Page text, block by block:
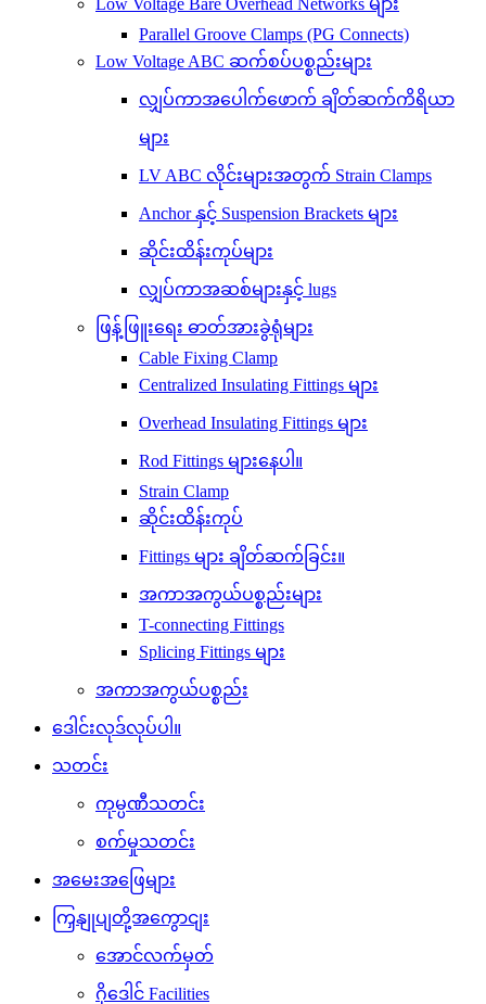
Low Voltage Bare Overhead Networks များ
Parallel Groove Clamps (PG Connects)
Low Voltage ABC ဆက်စပ်ပစ္စည်းများ
လျှပ်ကာအပေါက်ဖောက် ချိတ်ဆက်ကိရိယာ
များ
LV ABC လိုင်းများအတွက် Strain Clamps
Anchor နှင့် Suspension Brackets များ
ဆိုင်းထိန်းကုပ်များ
လျှပ်ကာအဆစ်များနှင့် lugs
ဖြန့်ဖြူးရေး ဓာတ်အားခွဲရုံများ
Cable Fixing Clamp
Centralized Insulating Fittings များ
Overhead Insulating Fittings များ
Rod Fittings များနေပါ။
Strain Clamp
ဆိုင်းထိန်းကုပ်
Fittings များ ချိတ်ဆက်ခြင်း။
အကာအကွယ်ပစ္စည်းများ
T-connecting Fittings
Splicing Fittings များ
အကာအကွယ်ပစ္စည်း
ဒေါင်းလုဒ်လုပ်ပါ။
သတင်း
ကုမ္ပဏီသတင်း
စက်မှုသတင်း
အမေးအဖြေများ
ကြှနျုပျတို့အကွောငျး
အောင်လက်မှတ်
ဂိုဒေါင် Facilities